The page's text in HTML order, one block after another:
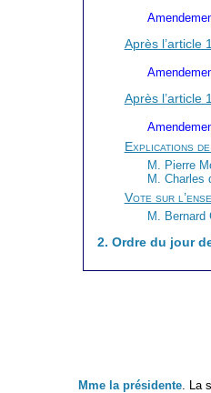
Après l’article
Après l’article
Explications
M. Pierre
M. Charles
Vote sur
M. Bernard
2. Ordre du jour
Mme la présidente. La